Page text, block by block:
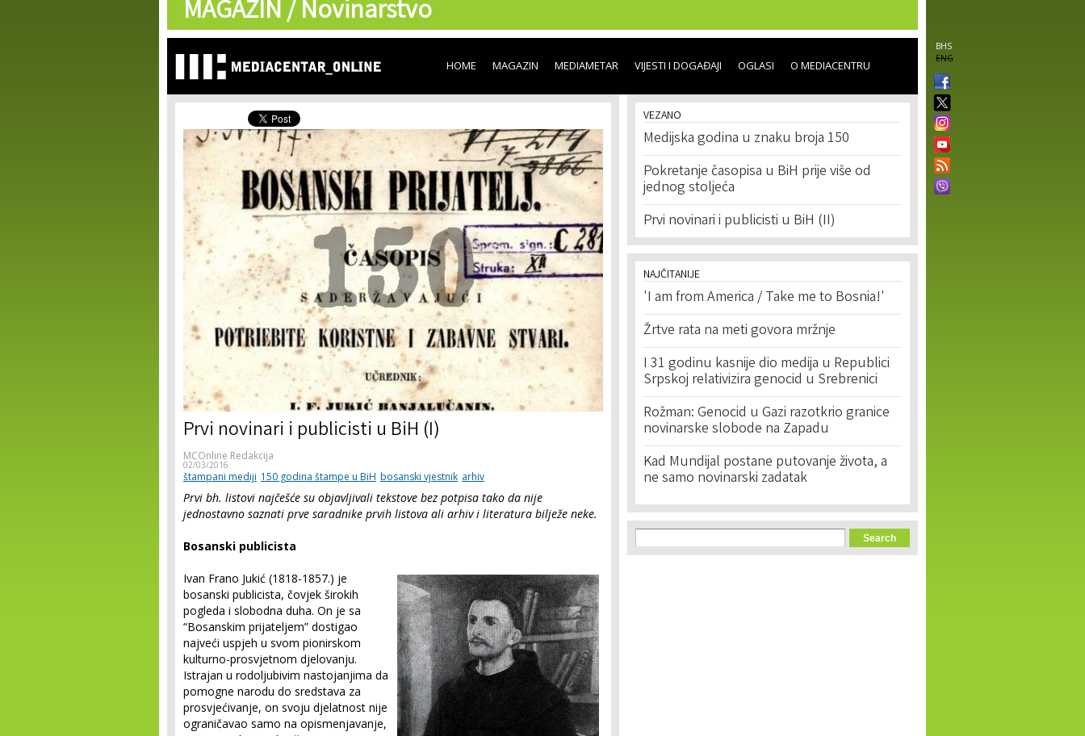
content
MAGAZIN /Novinarstvo
BHS
ENG
HOME MAGAZIN MEDIAMETAR VIJESTI I DOGAĐAJI OGLASI O MEDIACENTRU
Prvi novinari i publicisti u BiH (I)
MCOnline Redakcija
02/03/2016
štampani mediji 150 godina štampe u BiH bosanski vjestnik arhiv
Prvi bh. listovi najčešće su objavljivali tekstove bez potpisa tako da nije
jednostavno saznati prve saradnike prvih listova ali arhiv i literatura bilježe neke.
Bosanski publicista
Ivan Frano Jukić (1818-1857.) je
bosanski publicista, čovjek širokih
pogleda i slobodna duha. On je sa
“Bosanskim prijateljem” dostigao
najveći uspjeh u svom pionirskom
kulturno-prosvjetnom djelovanju.
Istrajan u rodoljubivim nastojanjima da
pomogne narodu do sredstava za
prosvjećivanje, on svoju djelatnost nije
ograničavao samo na opismenjavanje,
VEZANO
Medijska godina u znaku broja 150
Pokretanje časopisa u BiH prije više od
jednog stoljeća
Prvi novinari i publicisti u BiH (II)
NAJČITANIJE
'I am from America / Take me to Bosnia!'
Žrtve rata na meti govora mržnje
I 31 godinu kasnije dio medija u Republici
Srpskoj relativizira genocid u Srebrenici
Rožman: Genocid u Gazi razotkrio granice
novinarske slobode na Zapadu
Kad Mundijal postane putovanje života, a
ne samo novinarski zadatak
Search form
Search